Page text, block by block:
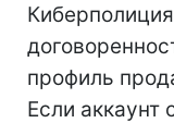
профиль
Если аккаунт